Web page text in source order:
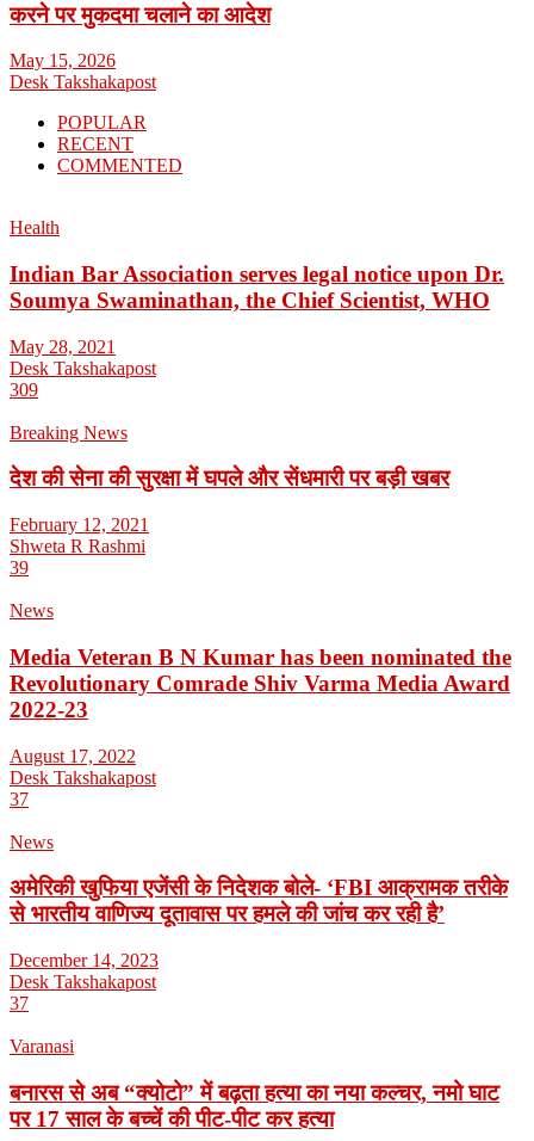
करने पर मुकदमा चलाने का आदेश
May 15, 2026
Desk Takshakapost
POPULAR
RECENT
COMMENTED
Health
Indian Bar Association serves legal notice upon Dr.
Soumya Swaminathan, the Chief Scientist, WHO
May 28, 2021
Desk Takshakapost
309
Breaking News
देश की सेना की सुरक्षा में घपले और सेंधमारी पर बड़ी खबर
February 12, 2021
Shweta R Rashmi
39
News
Media Veteran B N Kumar has been nominated the
Revolutionary Comrade Shiv Varma Media Award
2022-23
August 17, 2022
Desk Takshakapost
37
News
अमेरिकी खुफिया एजेंसी के निदेशक बोले- ‘FBI आक्रामक तरीके
से भारतीय वाणिज्य दूतावास पर हमले की जांच कर रही है’
December 14, 2023
Desk Takshakapost
37
Varanasi
बनारस से अब “क्योटो” में बढ़ता हत्या का नया कल्चर, नमो घाट
पर 17 साल के बच्चें की पीट-पीट कर हत्या